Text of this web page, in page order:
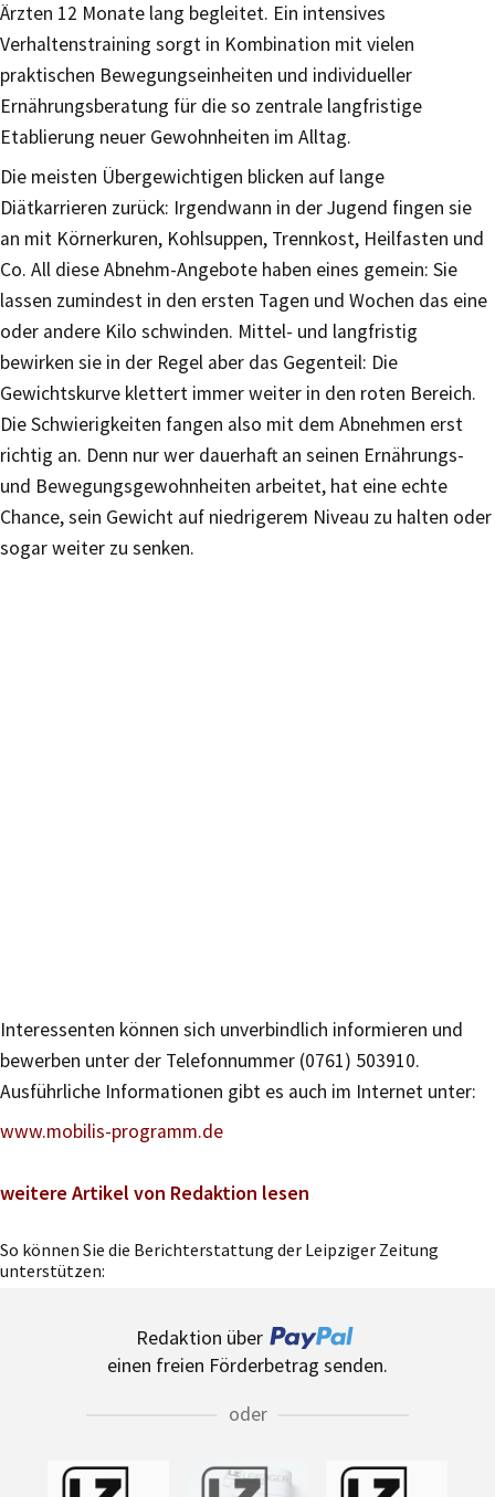
Ärzten 12 Monate lang begleitet. Ein intensives
Verhaltenstraining sorgt in Kombination mit vielen
praktischen Bewegungseinheiten und individueller
Ernährungsberatung für die so zentrale langfristige
Etablierung neuer Gewohnheiten im Alltag.
Die meisten Übergewichtigen blicken auf lange
Diätkarrieren zurück: Irgendwann in der Jugend fingen sie
an mit Körnerkuren, Kohlsuppen, Trennkost, Heilfasten und
Co. All diese Abnehm-Angebote haben eines gemein: Sie
lassen zumindest in den ersten Tagen und Wochen das eine
oder andere Kilo schwinden. Mittel- und langfristig
bewirken sie in der Regel aber das Gegenteil: Die
Gewichtskurve klettert immer weiter in den roten Bereich.
Die Schwierigkeiten fangen also mit dem Abnehmen erst
richtig an. Denn nur wer dauerhaft an seinen Ernährungs-
und Bewegungsgewohnheiten arbeitet, hat eine echte
Chance, sein Gewicht auf niedrigerem Niveau zu halten oder
sogar weiter zu senken.
Interessenten können sich unverbindlich informieren und
bewerben unter der Telefonnummer (0761) 503910.
Ausführliche Informationen gibt es auch im Internet unter:
www.mobilis-programm.de
weitere Artikel von Redaktion lesen
So können Sie die Berichterstattung der Leipziger Zeitung
unterstützen:
Redaktion über
einen freien Förderbetrag senden.
oder